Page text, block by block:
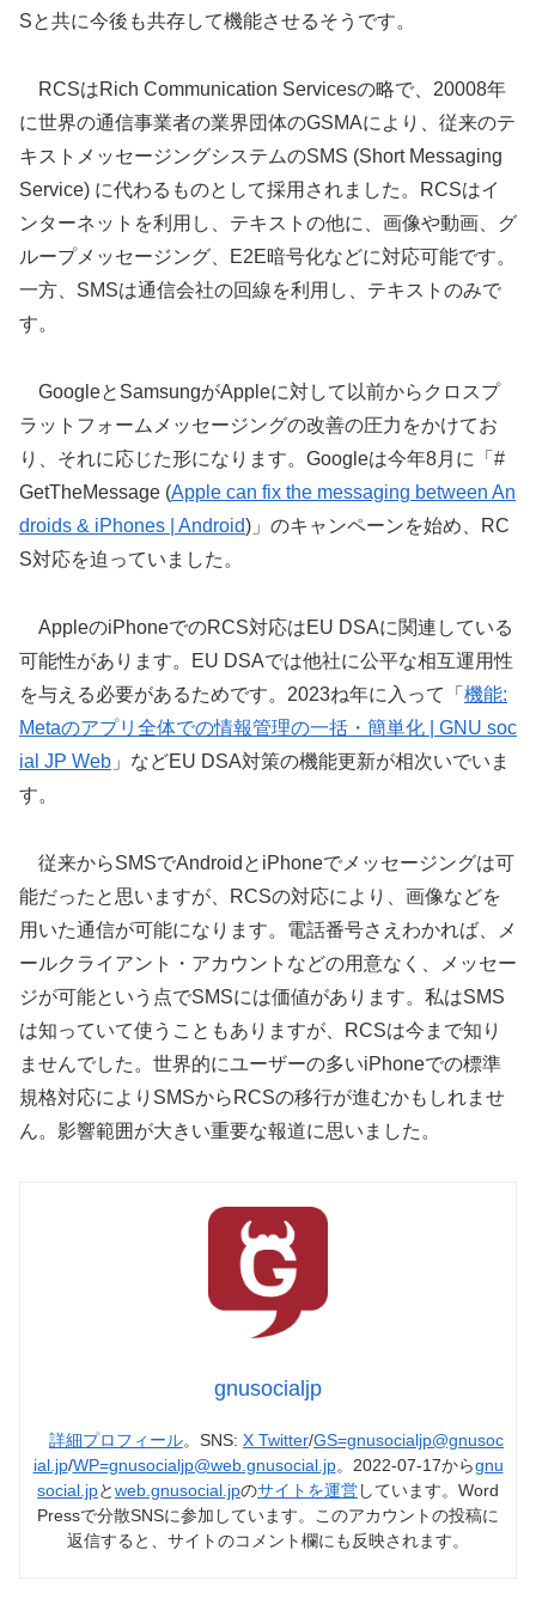
Sと共に今後も共存して機能させるそうです。
RCSはRich Communication Servicesの略で、20008年
に世界の通信事業者の業界団体のGSMAにより、従来のテ
キストメッセージングシステムのSMS (Short Messaging
Service) に代わるものとして採用されました。RCSはイ
ンターネットを利用し、テキストの他に、画像や動画、グ
ループメッセージング、E2E暗号化などに対応可能です。
一方、SMSは通信会社の回線を利用し、テキストのみで
す。
GoogleとSamsungがAppleに対して以前からクロスプ
ラットフォームメッセージングの改善の圧力をかけてお
り、それに応じた形になります。Googleは今年8月に「#
GetTheMessage (Apple can fix the messaging between An
droids & iPhones | Android)」のキャンペーンを始め、RC
S対応を迫っていました。
AppleのiPhoneでのRCS対応はEU DSAに関連している
可能性があります。EU DSAでは他社に公平な相互運用性
を与える必要があるためです。2023ね年に入って「 機能:
Metaのアプリ全体での情報管理の一括・簡単化 | GNU soc
ial JP Web 」などEU DSA対策の機能更新が相次いでいま
す。
従来からSMSでAndroidとiPhoneでメッセージングは可
能だったと思いますが、RCSの対応により、画像などを
用いた通信が可能になります。電話番号さえわかれば、メ
ールクライアント・アカウントなどの用意なく、メッセー
ジが可能という点でSMSには価値があります。私はSMS
は知っていて使うこともありますが、RCSは今まで知り
ませんでした。世界的にユーザーの多いiPhoneでの標準
規格対応によりSMSからRCSの移行が進むかもしれませ
ん。影響範囲が大きい重要な報道に思いました。
gnusocialjp
詳細プロフィール。SNS: X Twitter/GS=gnusocialjp@gnusoc
ial.jp/WP=gnusocialjp@web.gnusocial.jp。2022-07-17からgnu
social.jpとweb.gnusocial.jpのサイトを運営しています。Word
Pressで分散SNSに参加しています。このアカウントの投稿に
返信すると、サイトのコメント欄にも反映されます。